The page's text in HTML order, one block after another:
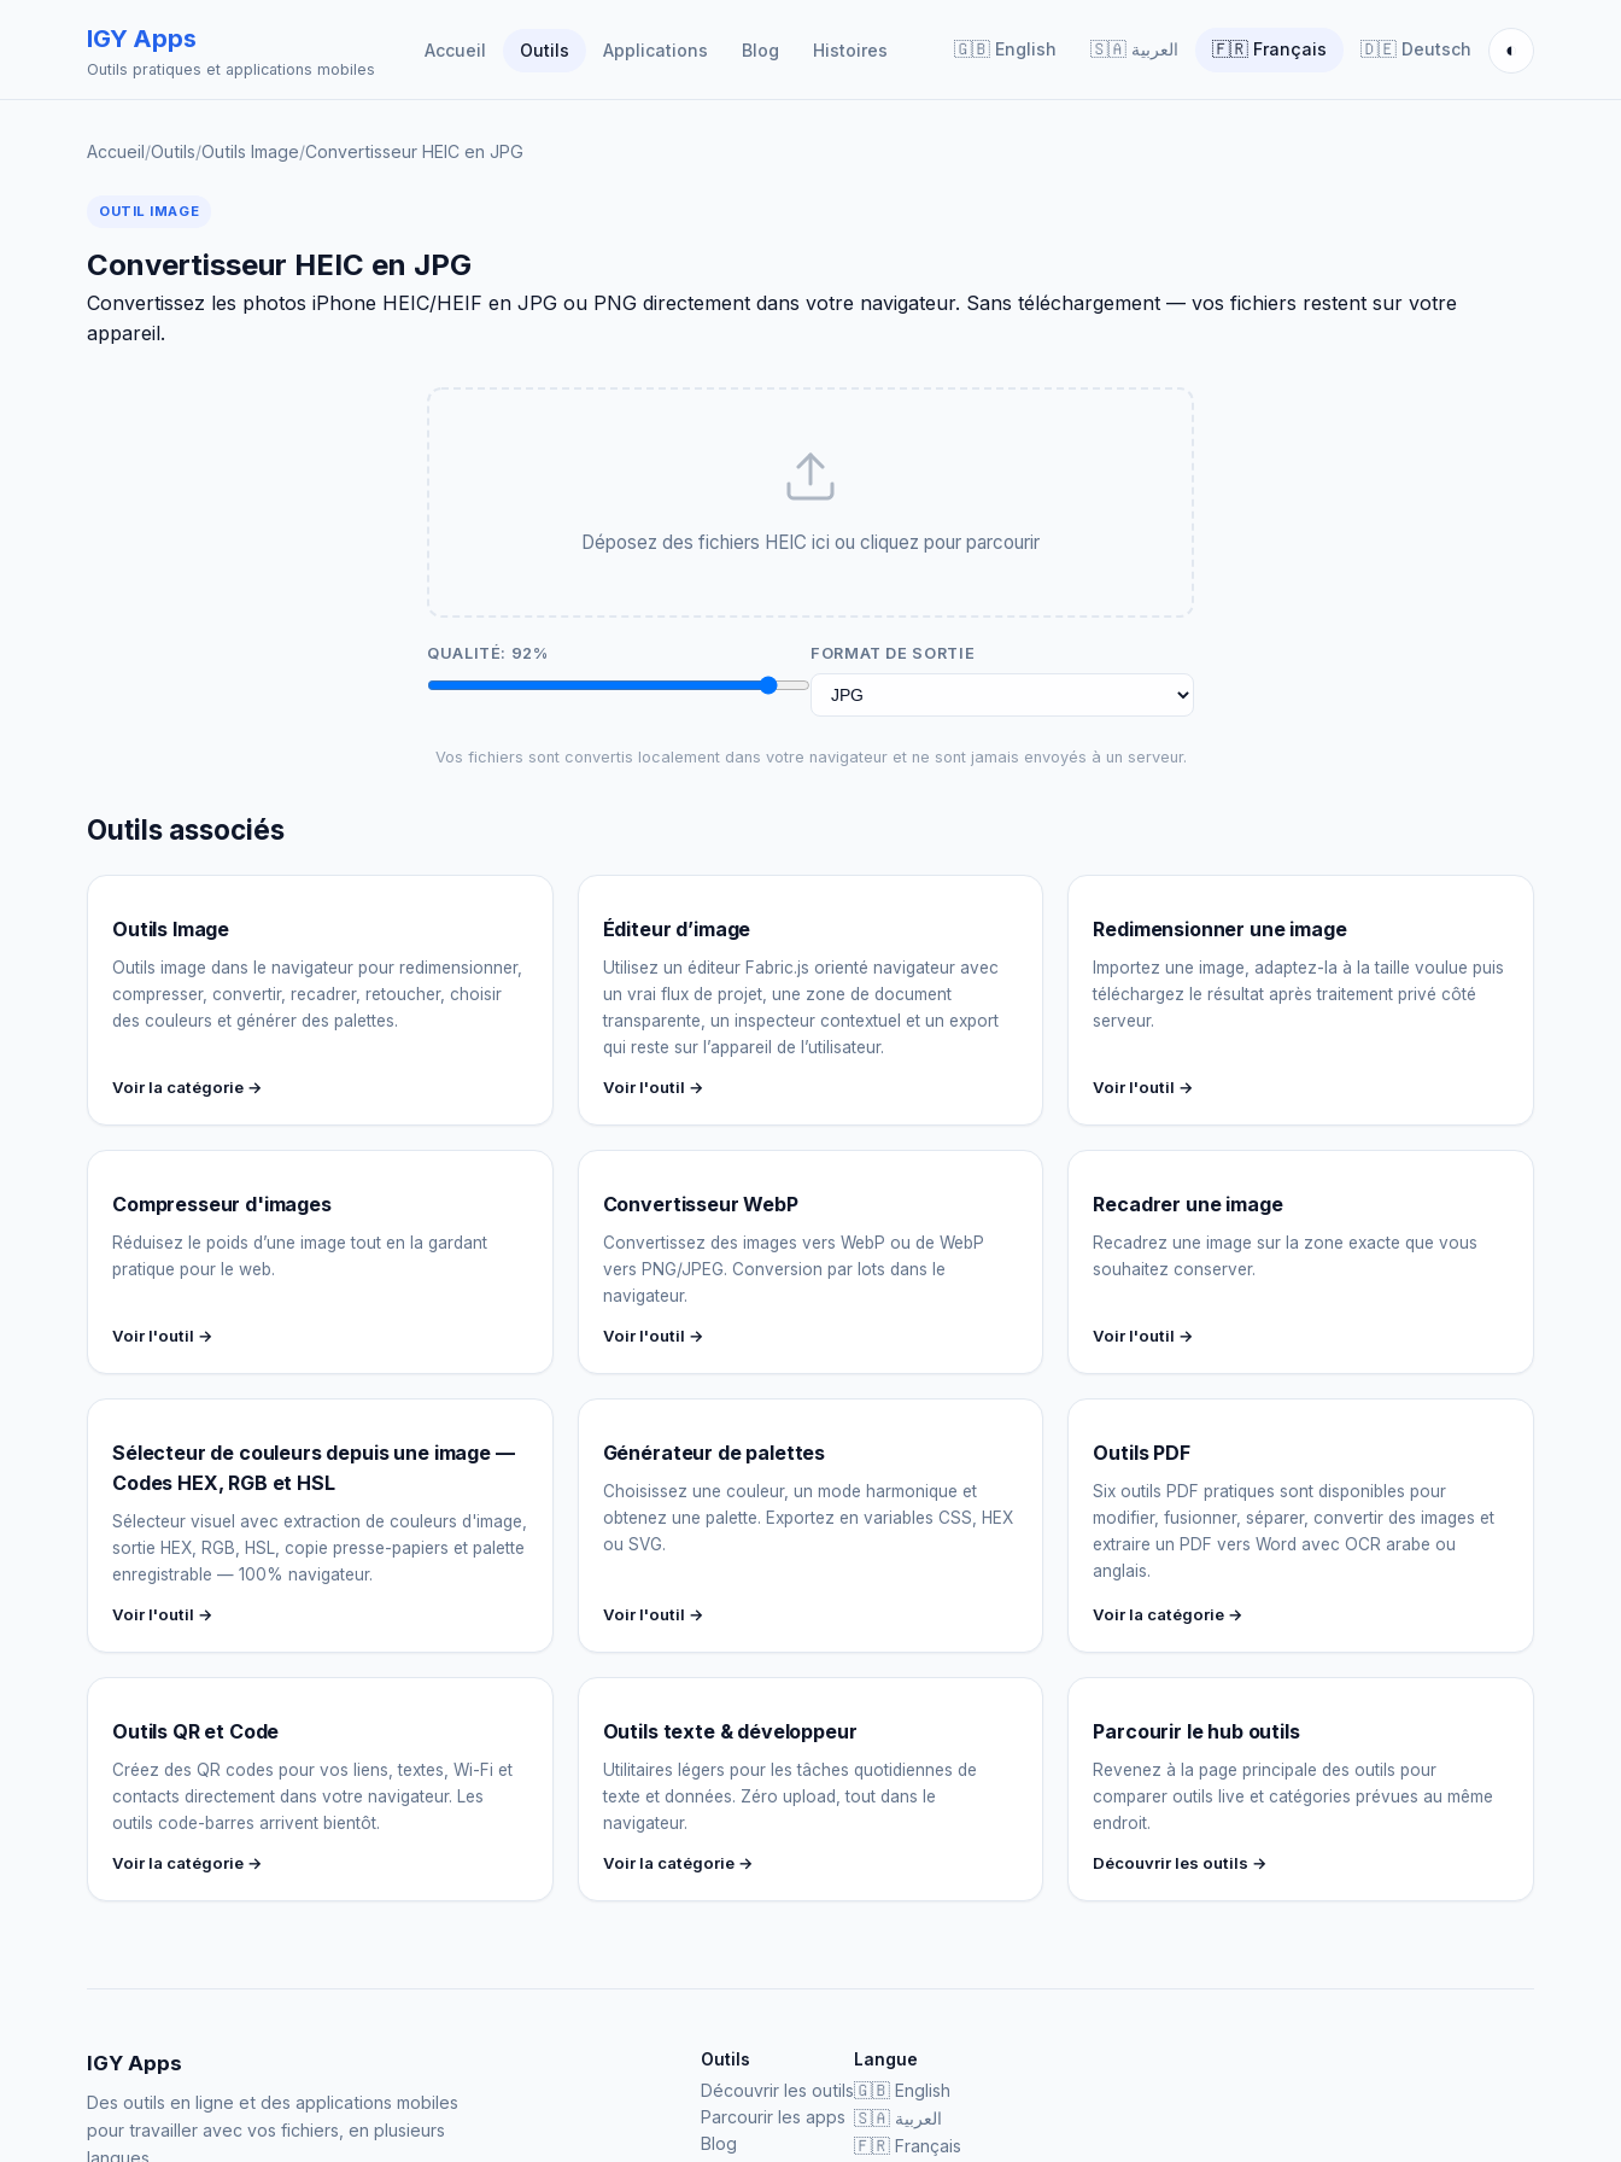
IGY Apps
Outils pratiques et applications mobiles
Accueil Outils Applications Blog Histoires 🇬🇧 English 🇸🇦 العربية 🇫🇷 Français 🇩🇪 Deutsch ◐
Accueil/Outils/Outils Image/Convertisseur HEIC en JPG
OUTIL IMAGE
Convertisseur HEIC en JPG
Convertissez les photos iPhone HEIC/HEIF en JPG ou PNG directement dans votre navigateur. Sans téléchargement — vos fichiers restent sur votre
appareil.
Déposez des fichiers HEIC ici ou cliquez pour parcourir
QUALITÉ: 92 % FORMAT DE SORTIE
Vos fichiers sont convertis localement dans votre navigateur et ne sont jamais envoyés à un serveur.
Outils associés
Outils Image
Outils image dans le navigateur pour redimensionner,
compresser, convertir, recadrer, retoucher, choisir
des couleurs et générer des palettes.
Voir la catégorie →
Éditeur d’image
Utilisez un éditeur Fabric.js orienté navigateur avec
un vrai flux de projet, une zone de document
transparente, un inspecteur contextuel et un export
qui reste sur l’appareil de l’utilisateur.
Voir l'outil →
Redimensionner une image
Importez une image, adaptez-la à la taille voulue puis
téléchargez le résultat après traitement privé côté
serveur.
Voir l'outil →
Compresseur d'images
Réduisez le poids d’une image tout en la gardant
pratique pour le web.
Voir l'outil →
Convertisseur WebP
Convertissez des images vers WebP ou de WebP
vers PNG/JPEG. Conversion par lots dans le
navigateur.
Voir l'outil →
Recadrer une image
Recadrez une image sur la zone exacte que vous
souhaitez conserver.
Voir l'outil →
Sélecteur de couleurs depuis une image —
Codes HEX, RGB et HSL
Sélecteur visuel avec extraction de couleurs d'image,
sortie HEX, RGB, HSL, copie presse-papiers et palette
enregistrable — 100% navigateur.
Voir l'outil →
Générateur de palettes
Choisissez une couleur, un mode harmonique et
obtenez une palette. Exportez en variables CSS, HEX
ou SVG.
Voir l'outil →
Outils PDF
Six outils PDF pratiques sont disponibles pour
modifier, fusionner, séparer, convertir des images et
extraire un PDF vers Word avec OCR arabe ou
anglais.
Voir la catégorie →
Outils QR et Code
Créez des QR codes pour vos liens, textes, Wi-Fi et
contacts directement dans votre navigateur. Les
outils code-barres arrivent bientôt.
Voir la catégorie →
Outils texte & développeur
Utilitaires légers pour les tâches quotidiennes de
texte et données. Zéro upload, tout dans le
navigateur.
Voir la catégorie →
Parcourir le hub outils
Revenez à la page principale des outils pour
comparer outils live et catégories prévues au même
endroit.
Découvrir les outils →
IGY Apps
Des outils en ligne et des applications mobiles
pour travailler avec vos fichiers, en plusieurs
langues.
Outils
Découvrir les outils
Parcourir les apps
Blog
Langue
🇬🇧 English
🇸🇦 العربية
🇫🇷 Français